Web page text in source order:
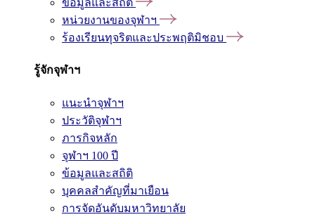
ข้อมูลและสถิติ
หน่วยงานของจุฬาฯ
ร้องเรียนทุจริตและประพฤติมิชอบ
รู้จักจุฬาฯ
แนะนำจุฬาฯ
ประวัติจุฬาฯ
ภารกิจหลัก
จุฬาฯ 100 ปี
ข้อมูลและสถิติ
บุคคลสำคัญที่มาเยือน
การจัดอันดับมหาวิทยาลัย